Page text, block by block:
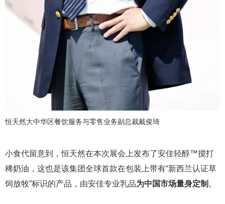
恒天然大中华区餐饮服务与零售业务副总裁戴俊琦
小食代留意到，恒天然在本次展会上发布了安佳轻醇™搅打
稀奶油，这也是该集团全球首款在包装上带有“新西兰认证草
饲放牧”标识的产品，由安佳专业乳品为中国市场量身定制 。